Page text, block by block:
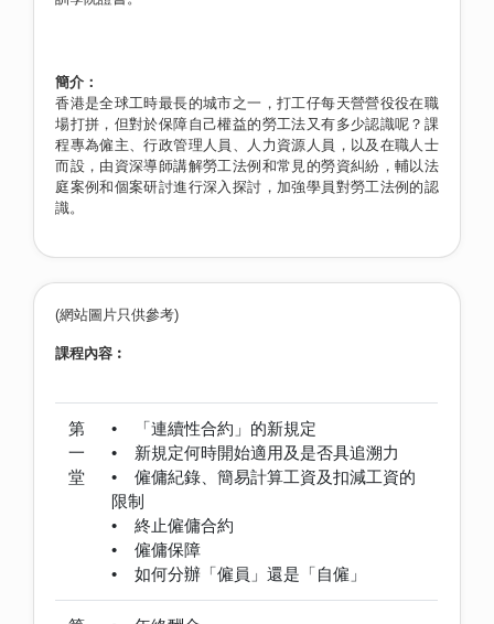
簡介：
香港是全球工時最長的城市之一，打工仔每天營營役役在職
場打拼，但對於保障自己權益的勞工法又有多少認識呢？課
程專為僱主、行政管理人員、人力資源人員，以及在職人士
而設，由資深導師講解勞工法例和常見的勞資糾紛，輔以法
庭案例和個案研討進行深入探討，加強學員對勞工法例的認
識。
(網站圖片只供參考)
課程內容︰
第
一
堂
• 「連續性合約」的新規定
• 新規定何時開始適用及是否具追溯力
• 僱傭紀錄、簡易計算工資及扣減工資的
限制
• 終止僱傭合約
• 僱傭保障
• 如何分辦「僱員」還是「自僱」